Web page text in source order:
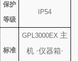
保护
等级
IP54
标准
GPL3000EX 主
机·仪器箱·